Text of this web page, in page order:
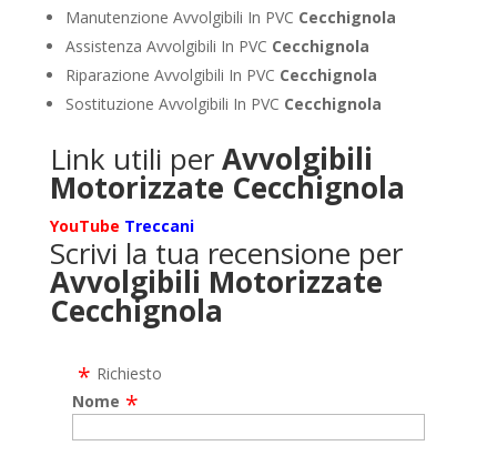
Manutenzione Avvolgibili In PVC Cecchignola
Assistenza Avvolgibili In PVC Cecchignola
Riparazione Avvolgibili In PVC Cecchignola
Sostituzione Avvolgibili In PVC Cecchignola
Link utili perAvvolgibili
Motorizzate Cecchignola
YouTube Treccani
Scrivi la tua recensione per
Avvolgibili Motorizzate
Cecchignola
Richiesto
Nome